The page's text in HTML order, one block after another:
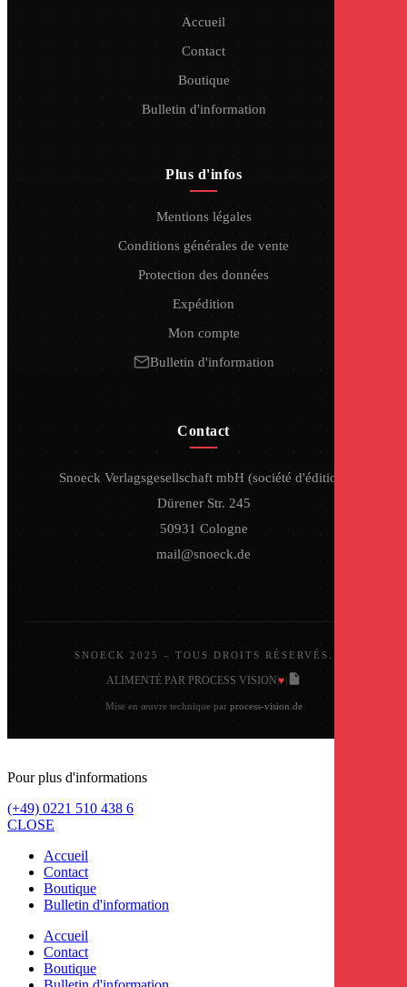
Accueil
Contact
Boutique
Bulletin d'information
Plus d'infos
Mentions légales
Conditions générales de vente
Protection des données
Expédition
Mon compte
Bulletin d'information
Contact
Snoeck Verlagsgesellschaft mbH (société d'édition)
Dürener Str. 245
50931 Cologne
mail@snoeck.de
SNOECK 2025 – TOUS DROITS RÉSERVÉS.
ALIMENTÉ PAR PROCESS VISION|♥|
Mise en œuvre technique par process-vision.de
Pour plus d'informations
(+49) 0221 510 438 6
CLOSE
Accueil
Contact
Boutique
Bulletin d'information
Accueil
Contact
Boutique